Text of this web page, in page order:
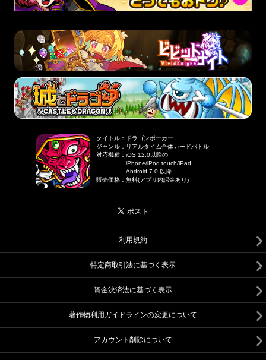
タイトル ：
ドラゴンポーカー
ジャンル ： リアルタイム合体カードバトル
対応機種 ：iOS 12.0以降の
iPhone/iPod touch/iPad
Android 7.0 以降
販売価格 ：無料(アプリ内課金あり)
利用規約
特定商取引法に基づく表示
資金決済法に基づく表示
著作物利用ガイドラインの変更について
アカウント削除について